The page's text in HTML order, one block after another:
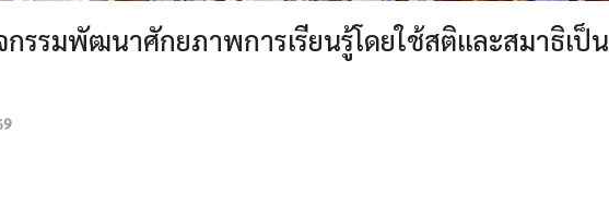
กรรมพัฒนาศักยภาพการเรียนรู้โดยใช้สติและสมาธิเป็น